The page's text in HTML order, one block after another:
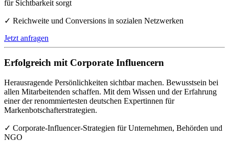
für Sichtbarkeit sorgt
✓ Reichweite und Conversions in sozialen Netzwerken
Jetzt anfragen
Erfolgreich mit Corporate Influencern
Herausragende Persönlichkeiten sichtbar machen. Bewusstsein bei
allen Mitarbeitenden schaffen. Mit dem Wissen und der Erfahrung
einer der renommiertesten deutschen Expertinnen für
Markenbotschafterstrategien.
✓ Corporate-Influencer-Strategien für Unternehmen, Behörden und
NGO